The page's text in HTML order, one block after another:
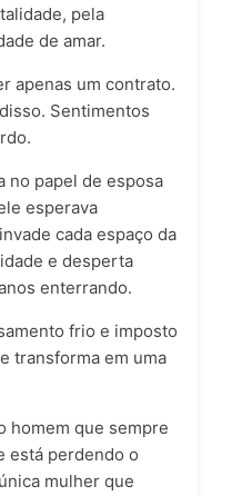
pela
de amar.
apenas um contrato.
Sentimentos
no papel de esposa
esperava
cada espaço da
e desperta
enterrando.
frio e imposto
transforma em uma
homem que sempre
está perdendo o
mulher que